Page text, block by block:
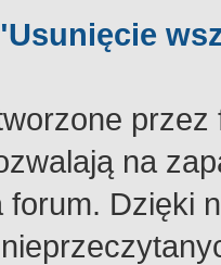
na
Dzięki